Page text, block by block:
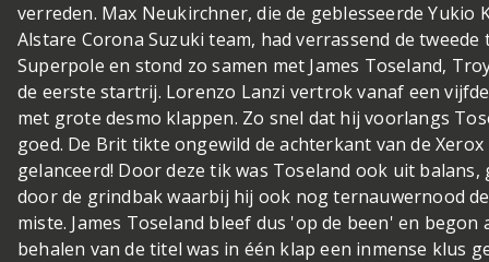
verreden. Max Neukirchner, die de geblesseerde Yukio
Alstare Corona Suzuki team, had verrassend de
Superpole en stond zo samen met James Toseland,
de eerste startrij. Lorenzo Lanzi vertrok vanaf een
met grote desmo klappen. Zo snel dat hij voorlangs
goed. De Brit tikte ongewild de achterkant van de
gelanceerd! Door deze tik was Toseland ook uit
door de grindbak waarbij hij ook nog ternauwernood
miste. James Toseland bleef dus 'op de been' en begon
behalen van de titel was in één klap een inmense klus